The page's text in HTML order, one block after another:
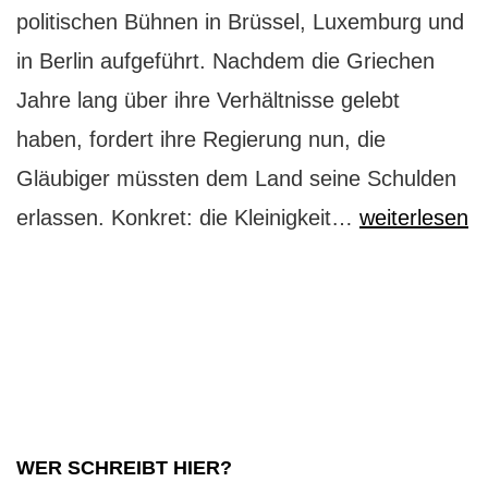
politischen Bühnen in Brüssel, Luxemburg und
in Berlin aufgeführt. Nachdem die Griechen
Jahre lang über ihre Verhältnisse gelebt
haben, fordert ihre Regierung nun, die
Gläubiger müssten dem Land seine Schulden
erlassen. Konkret: die Kleinigkeit… Athen:
weiterlesen
WER SCHREIBT HIER?